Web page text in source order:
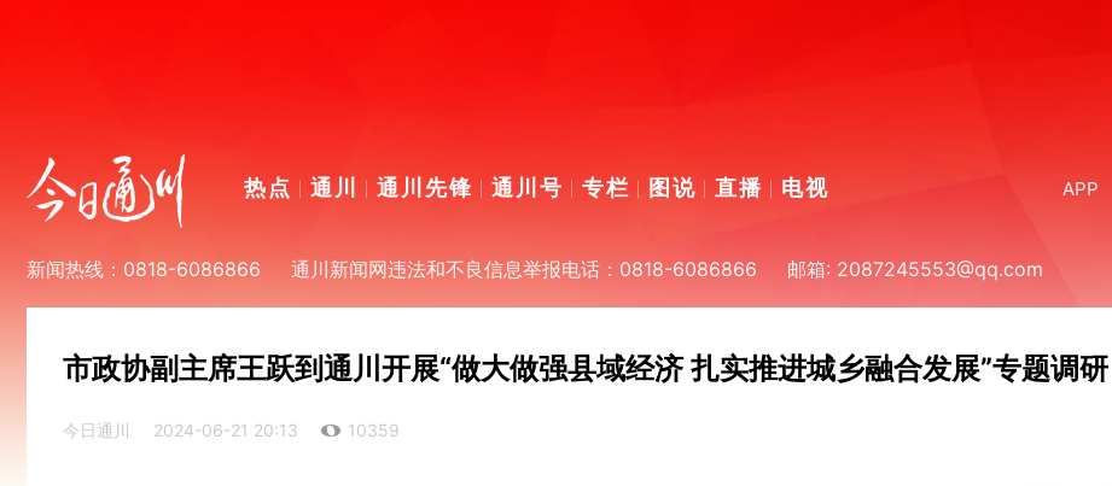
热点 通川 通川先锋 通川号 专栏 图说 直播 电视 APP
新闻热线：0818-6086866 通川新闻网违法和不良信息举报电话：0818-6086866 邮箱: 2087245553@qq.com
市政协副主席王跃到通川开展“做大做强县域经济 扎实推进城乡融合发展”专题调研
今日通川 2024-06-21 20:13 10359